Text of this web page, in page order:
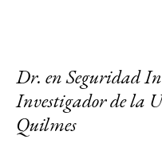
Dr. en Seguridad
Investigador de la
Quilmes